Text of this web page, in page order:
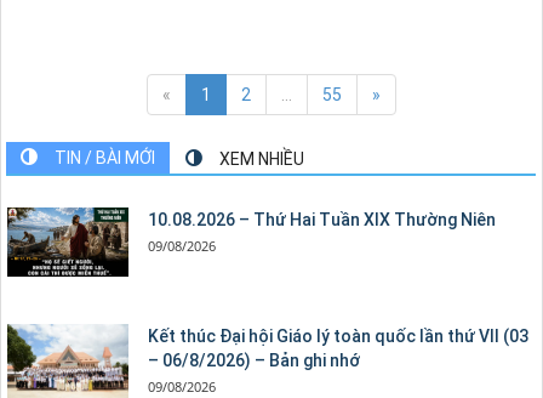
« 1 2 ... 55 »
TIN / BÀI MỚI XEM NHIỀU
10.08.2026 – Thứ Hai Tuần XIX Thường Niên
09/08/2026
Kết thúc Đại hội Giáo lý toàn quốc lần thứ VII (03
– 06/8/2026) – Bản ghi nhớ
09/08/2026